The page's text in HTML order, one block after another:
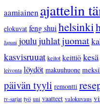
aamiainen ajattelin
elokuvat feng shuihelsinki
Japani joulujuhlatjuomat
kasvisruuat keitot keittiö kesä
leivonta löydöt makuuhuone
päivän tyyli remontti
tv-sarjat työ uni vaatteet valokuvaus